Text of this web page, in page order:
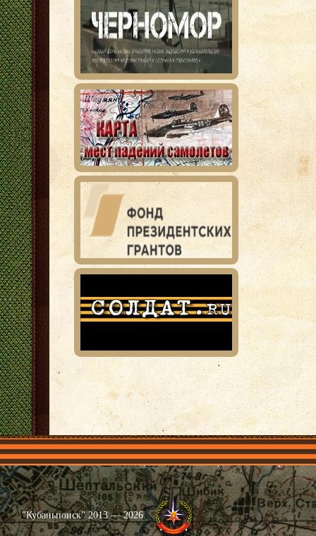
Главная Имена Общественные объединения Проекты
"Кубаньпоиск" 2013 — 2026